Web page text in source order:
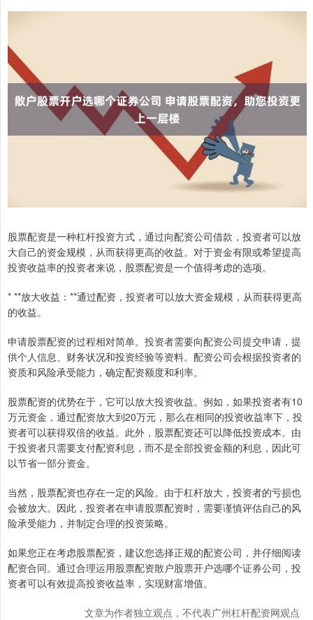
股票配资是一种杠杆投资方式，通过向配资公司借款，投资者可以放
大自己的资金规模，从而获得更高的收益。对于资金有限或希望提高
投资收益率的投资者来说，股票配资是一个值得考虑的选项。
* **放大收益：**通过配资，投资者可以放大资金规模，从而获得更高
的收益。
申请股票配资的过程相对简单。投资者需要向配资公司提交申请，提
供个人信息、财务状况和投资经验等资料。配资公司会根据投资者的
资质和风险承受能力，确定配资额度和利率。
股票配资的优势在于，它可以放大投资收益。例如，如果投资者有10
万元资金，通过配资放大到20万元，那么在相同的投资收益率下，投
资者可以获得双倍的收益。此外，股票配资还可以降低投资成本。由
于投资者只需要支付配资利息，而不是全部投资金额的利息，因此可
以节省一部分资金。
当然，股票配资也存在一定的风险。由于杠杆放大，投资者的亏损也
会被放大。因此，投资者在申请股票配资时，需要谨慎评估自己的风
险承受能力，并制定合理的投资策略。
如果您正在考虑股票配资，建议您选择正规的配资公司，并仔细阅读
配资合同。通过合理运用股票配资散户股票开户选哪个证券公司，投
资者可以有效提高投资收益率，实现财富增值。
文章为作者独立观点，不代表广州杠杆配资网观点